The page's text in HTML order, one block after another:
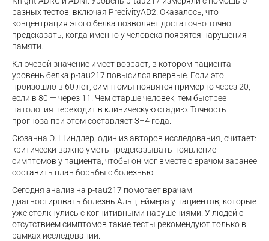
разных тестов, включая PrecivityAD2. Оказалось, что
концентрация этого белка позволяет достаточно точно
предсказать, когда именно у человека появятся нарушения
памяти.
Ключевой значение имеет возраст, в котором пациента
уровень белка p-tau217 повысился впервые. Если это
произошло в 60 лет, симптомы появятся примерно через 20,
если в 80 — через 11. Чем старше человек, тем быстрее
патология переходит в клиническую стадию. Точность
прогноза при этом составляет 3–4 года.
Сюзанна Э. Шиндлер, один из авторов исследования, считает:
критически важно уметь предсказывать появление
симптомов у пациента, чтобы он мог вместе с врачом заранее
составить план борьбы с болезнью.
Сегодня анализ на p-tau217 помогает врачам
диагностировать болезнь Альцгеймера у пациентов, которые
уже столкнулись с когнитивными нарушениями. У людей с
отсутствием симптомов такие тесты рекомендуют только в
рамках исследований.